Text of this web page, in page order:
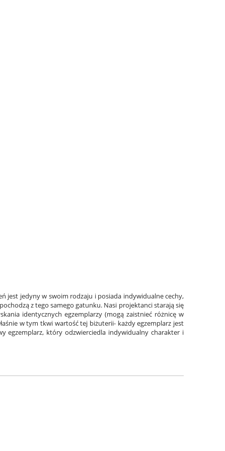
jest jedyny w swoim rodzaju i posiada indywidualne cechy,
z tego samego gatunku. Nasi projektanci starają się
identycznych egzemplarzy (mogą zaistnieć różnicę w
w tym tkwi wartość tej biżuterii- każdy egzemplarz jest
egzemplarz, który odzwierciedla indywidualny charakter i